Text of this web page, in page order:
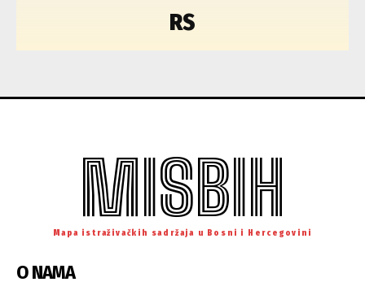
RS
MISBIH
Mapa istraživačkih sadržaja u Bosni i Hercegovini
O NAMA